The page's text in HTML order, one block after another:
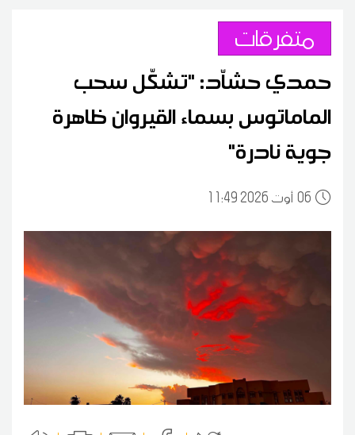
متفرقات
حمدي حشاّد: "تشكّل سحب
الماماتوس بسماء القيروان ظاهرة
جوية نادرة"
0611:49 2026 أوت